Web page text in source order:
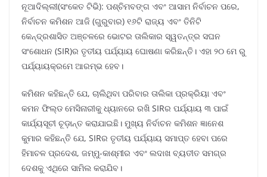
ନୂଆଦିଲ୍ଲୀ(ସଂକେତ ଟିଭି): ପଶ୍ଚିମବଙ୍ଗ ଏବଂ ଆସାମ ନିର୍ବାଚନ ପରେ,
ନିର୍ବାଚନ କମିଶନ ଆଜି (ଗୁରୁବାର) ୧୬ଟି ରାଜ୍ୟ ଏବଂ ତିନିଟି
କେନ୍ଦ୍ରଶାସିତ ଅଞ୍ଚଳରେ ଭୋଟର ତାଲିକାର ସ୍ୱତନ୍ତ୍ର ସଘନ
ସଂଶୋଧନ (SIR)ର ତୃତୀୟ ପର୍ଯ୍ୟାୟ ଘୋଷଣା କରିଛନ୍ତି। ଏହା ୨୦ ମେ ରୁ
ପର୍ଯ୍ୟାୟକ୍ରମେ ଆରମ୍ଭ ହେବ।
କମିଶନ କହିଛନ୍ତି ଯେ, ଚାଲିଥିବା ପରିବାର ତାଲିକା ପ୍ରକ୍ରିୟା ଏବଂ
କମନ ଫିଲ୍ଡ ମେସିନାରୀକୁ ଧ୍ୟାନରେ ରଖି SIRର ପର୍ଯ୍ୟାୟ ୩ ପାଇଁ
କାର୍ଯ୍ୟସୂଚୀ ଚୂଡ଼ାନ୍ତ କରାଯାଇଛି। ମୁଖ୍ୟ ନିର୍ବାଚନ କମିଶନ ଜ୍ଞାନେଶ
କୁମାର କହିଛନ୍ତି ଯେ, SIRର ତୃତୀୟ ପର୍ଯ୍ୟାୟ ସମାପ୍ତ ହେବା ପରେ
ହିମାଚଳ ପ୍ରଦେଶ, ଜମ୍ମୁ-କାଶ୍ମୀର ଏବଂ ଲଦାଖ ବ୍ୟତୀତ ସମଗ୍ର
ଦେଶକୁ ଏଥିରେ ସାମିଲ କରାଯିବ।